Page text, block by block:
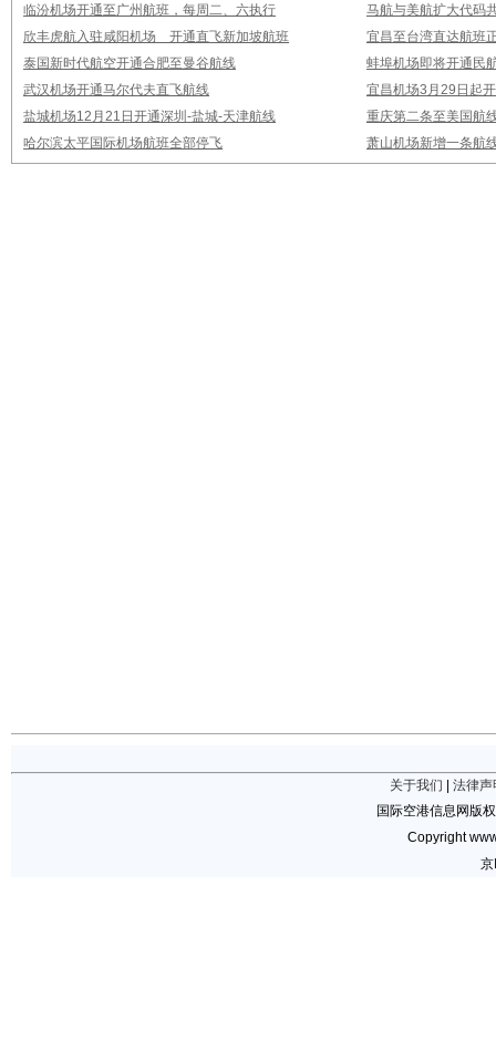
临汾机场开通至广州航班，每周二、六执行
马航与美航扩大代码
欣丰虎航入驻咸阳机场 开通直飞新加坡航班
宜昌至台湾直达航班
泰国新时代航空开通合肥至曼谷航线
蚌埠机场即将开通民
武汉机场开通马尔代夫直飞航线
宜昌机场3月29日起
盐城机场12月21日开通深圳-盐城-天津航线
重庆第二条至美国航
哈尔滨太平国际机场航班全部停飞
萧山机场新增一条航
关于我们
法律声
国际空港信息网版
Copyright